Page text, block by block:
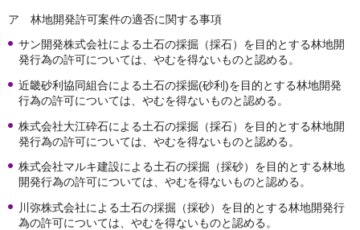
ア 林地開発許可案件の適否に関する事項
サン開発株式会社による土石の採掘（採石）を目的とする林地開
発行為の許可については、やむを得ないものと認める。
近畿砂利協同組合による土石の採掘(砂利)を目的とする林地開発
行為の許可については、やむを得ないものと認める。
株式会社大江砕石による土石の採掘（採石）を目的とする林地開
発行為の許可については、やむを得ないものと認める。
株式会社マルキ建設による土石の採掘（採砂）を目的とする林地
開発行為の許可については、やむを得ないものと認める。
川弥株式会社による土石の採掘（採砂）を目的とする林地開発行
為の許可については、やむを得ないものと認める。